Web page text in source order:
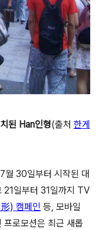
된 Han인형(출처 한게
월 30일부터 시작된 대
21일부터 31일까지 TV
) 캠페인 등, 모바일
로모션은 최근 새롭